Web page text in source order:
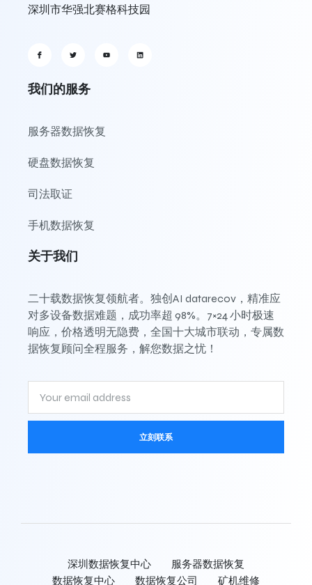
深圳市华强北赛格科技园
我们的服务
服务器数据恢复
硬盘数据恢复
司法取证
手机数据恢复
关于我们
二十载数据恢复领航者。独创AI datarecov，精准应
对多设备数据难题，成功率超 98%。7×24 小时极速
响应，价格透明无隐费，全国十大城市联动，专属数
据恢复顾问全程服务，解您数据之忧！
立刻联系
深圳数据恢复中心
服务器数据恢复
数据恢复中心
数据恢复公司 矿机维修